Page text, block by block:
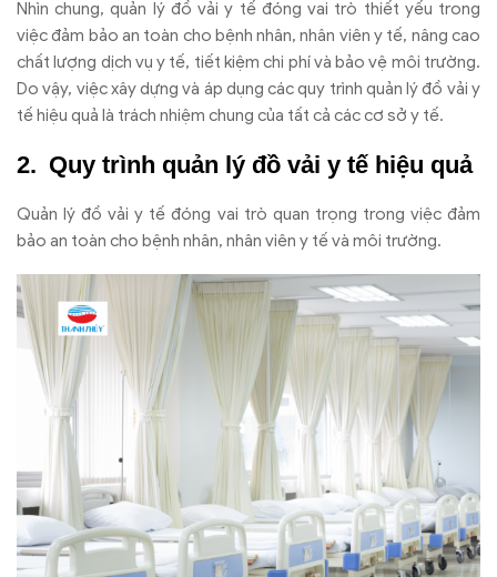
Nhìn chung, quản lý đồ vải y tế đóng vai trò thiết yếu trong
việc đảm bảo an toàn cho bệnh nhân, nhân viên y tế, nâng cao
chất lượng dịch vụ y tế, tiết kiệm chi phí và bảo vệ môi trường.
Do vậy, việc xây dựng và áp dụng các quy trình quản lý đồ vải y
tế hiệu quả là trách nhiệm chung của tất cả các cơ sở y tế.
Quy trình quản lý đồ vải y tế hiệu quả
Quản lý đồ vải y tế đóng vai trò quan trọng trong việc đảm
bảo an toàn cho bệnh nhân, nhân viên y tế và môi trường.